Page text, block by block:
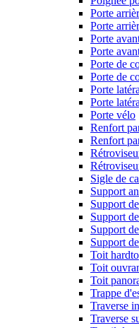
Porte
Porte
Porte
Porte
Porte de
Porte de
Porte
Porte
Porte vélo
Renfort
Renfort
Sigle de
Support
Support
Support
Support
Support
Toit
Toit
Toit
Trappe
Traverse
Traverse